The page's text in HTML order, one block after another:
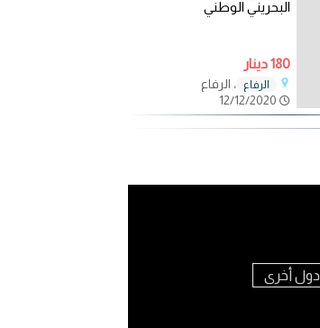
البحريني الوطني
180 دينار
الرفاع
، الرفاع
12/12/2020
دول أخرى